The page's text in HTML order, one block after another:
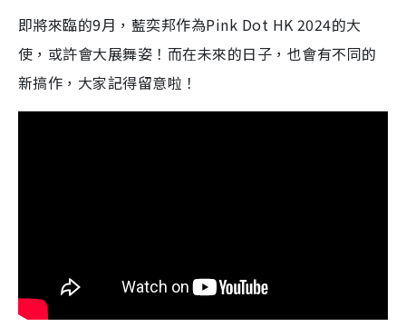
即將來臨的9月，藍奕邦作為Pink Dot HK 2024的大
使，或許會大展舞姿！而在未來的日子，也會有不同的
新搞作，大家記得留意啦！